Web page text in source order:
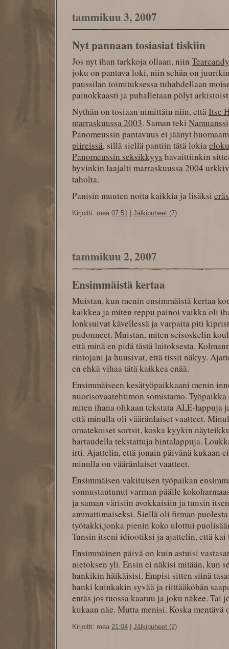
tammikuu 3, 2007
Nyt pannaan tosiasiat tiskiin
Jos nyt ihan tarkkoja ollaan, niin
joku on pantava loki, niin sehän on
paussilan toimituksessa tuhahdellaan
painokkaasti ja puhalletaan pölyt
Nythän on tosiaan nimittäin niin, ettäItse
marraskuussa 2003. Saman teki Namuanssi
Panomeussin pantavuus ei jäänyt
piireissä, sillä siellä pantiin tätä lokia
Panomeussin seksikkyys havaittiinkin
hyvinkin laajalti marraskuussa 2004
taholta.
Panisin muuten noita kaikkia ja lisäksi
Kirjoitti: mea 07:51 Jälkipuheet (7)
tammikuu 2, 2007
Ensimmäistä kertaa
Muistan, kun menin ensimmäistä kertaa
kaikkea ja miten reppu painoi vaikka oli
lonksuivat kävellessä ja varpaita piti
pudonneet. Muistan, miten seisoskelin
että minä en pidä tästä laitoksesta.
rintojani ja huusivat, että tissit näkyy.
en ehkä vihaa tätä kaikkea enää.
Ensimmäiseen kesätyöpaikkaani menin
nuorisovaatehtimon somistamo.
miten ihana olikaan tekstata ALE-lappuja
että minulla oli vääränlaiset vaatteet.
omatekoiset sortsit, koska kyykin
hartaudella tekstattuja hintalappuja.
irti. Ajattelin, että jonain päivänä kukaan
minulla on vääränlaiset vaatteet.
Ensimmäisen vakituisen työpaikan
sonnustautunut varman päälle
ja saman värisiin avokkaisiin ja tunsin
ammattimaiseksi. Siellä oli firman
työtakki,jonka pienin koko ulottui
Tunsin itseni idiootiksi ja ajattelin, että kai
Ensimmäinen päivä on kuin astuisi
nietoksen yli. Ensin ei näkisi mitään, kun
hankikin häikäisisi. Empisi sitten siinä
hanki kuinkakin syvää ja riittääköhän
entäs jos tuossa kaatuu ja joku näkee. Tai
kukaan näe. Mutta menisi. Koska mentävä
Kirjoitti: mea 21:04 | Jälkipuheet (2)